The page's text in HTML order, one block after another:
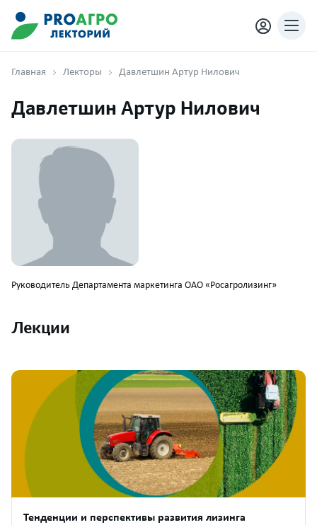
Главная Лекторы Давлетшин Артур Нилович
Давлетшин Артур Нилович
Руководитель Департамента маркетинга ОАО «Росагролизинг»
Лекции
Тенденции и перспективы развития лизинга